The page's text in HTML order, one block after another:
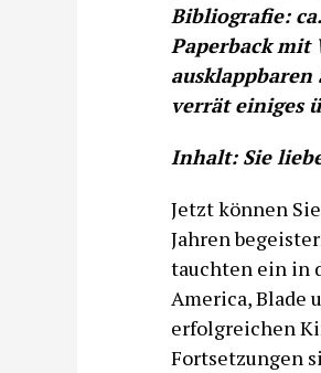
Bibliografie:
Paperback mit
ausklappbaren
verrät einiges
Inhalt: Sie
Jetzt können
Jahren
tauchten ein in
America, Blade
erfolgreichen
Fortsetzungen